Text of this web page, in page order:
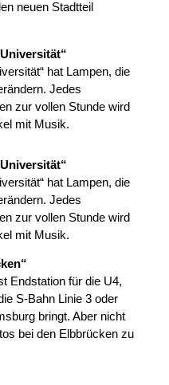
neuen Stadtteil
hat Lampen, die
Jedes
zur vollen Stunde wird
mit Musik.
hat Lampen, die
Jedes
zur vollen Stunde wird
mit Musik.
Endstation für die U4,
S-Bahn Linie 3 oder
bringt. Aber nicht
bei den Elbbrücken zu